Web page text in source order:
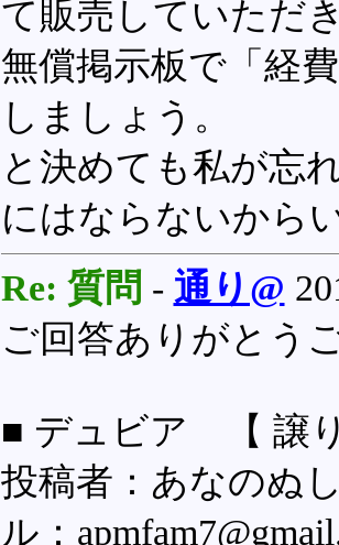
て販売していただ
無償掲示板で「経
しましょう。
と決めても私が忘
にはならないから
Re: 質問 - 通り@
ご回答ありがとう
■ デュビア 【 譲
投稿者：あなのぬ
ル：